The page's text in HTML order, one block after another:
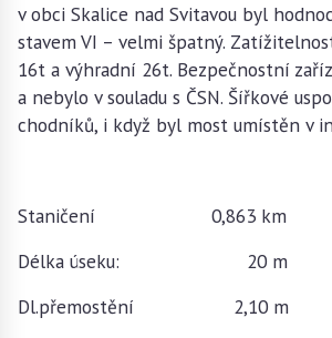
v obci Skalice nad Svitavou byl
stavem VI – velmi špatný.
16t a výhradní 26t. Bezpečnostní
a nebylo v souladu s ČSN. Šířkové
chodníků, i když byl most umístěn v
Staničení 0,863 km
Délka úseku: 20 m
Dl.přemostění 2,10 m